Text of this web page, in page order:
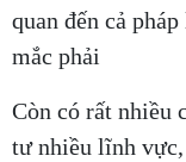
quan đến cả
mắc phải
Còn có rất nhiều
tư nhiều lĩnh